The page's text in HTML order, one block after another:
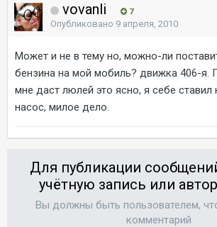
vovanli 7
Опубликовано 9 апреля, 2010
Может и не в тему но, можно-ли
бензина на мой мобиль? движка 406-я.
мне даст люлей это ясно, я себе ставил
насос, милое дело.
Для публикации
учётную запись или
Вы должны быть пользователем,
комментарий